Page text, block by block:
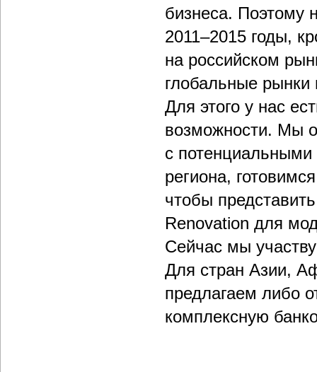
бизнеса. Поэтому
2011–2015 годы,
на российском
глобальные
Для этого у нас
возможности. Мы
с потенциальными
региона,
чтобы
Renovation для
Сейчас мы
Для стран Азии,
предлагаем либо
комплексную